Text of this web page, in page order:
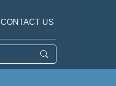
CONTACT US